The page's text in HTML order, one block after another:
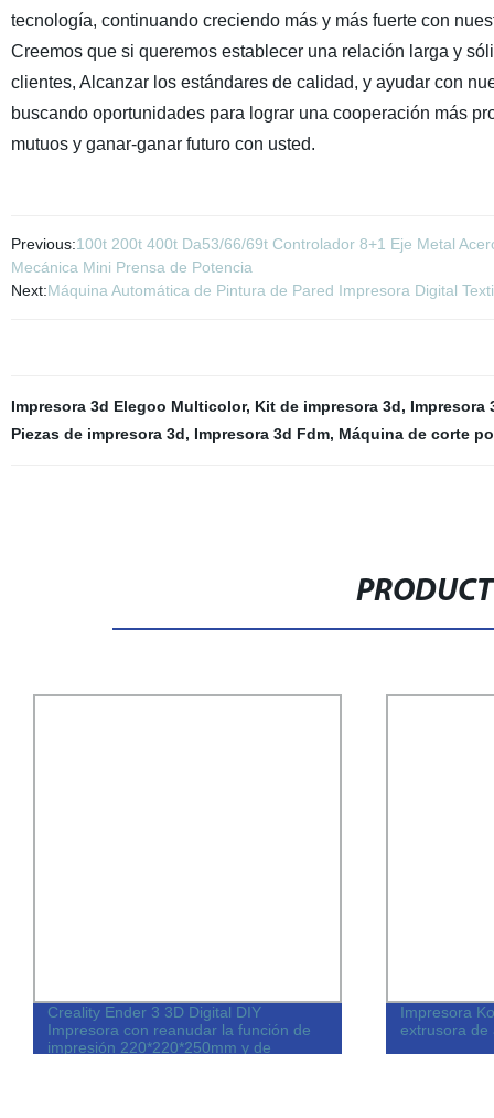
tecnología, continuando creciendo más y más fuerte con
Creemos que si queremos establecer una relación larga y
clientes, Alcanzar los estándares de calidad, y ayudar con
buscando oportunidades para lograr una cooperación más
mutuos y ganar-ganar futuro con usted.
Previous:100t 200t 400t Da53/66/69t Controlador 8+1 Eje Metal
Mecánica Mini Prensa de Potencia
Next:Máquina Automática de Pintura de Pared Impresora Digital
Impresora 3d Elegoo Multicolor, Kit de impresora 3d, Impresora
Piezas de impresora 3d, Impresora 3d Fdm, Máquina de corte
Creality Ender 3 3D Digital DIY
Impresora con reanudar la función de
impresión 220*220*250mm y de
Impresora
extrusora de